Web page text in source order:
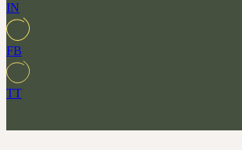
IN
FB
TT